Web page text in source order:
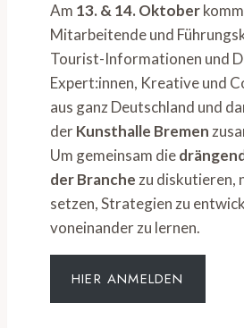
Am 13. & 14. Oktober
Mitarbeitende und
Tourist-Informationen und
Expert:innen, Kreative und
aus ganz Deutschland und
derKunsthalle Bremen
Um gemeinsam die
der Branche zu diskutieren,
setzen, Strategien zu
voneinander zu lernen.
HIER ANMELDEN